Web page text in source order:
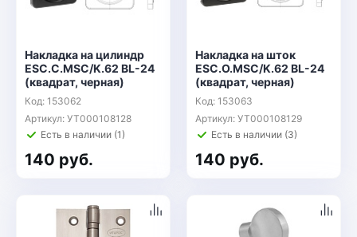
Накладка на цилиндр
ESC.C.MSC/K.62 BL-24
(квадрат, черная)
Код: 153062
Артикул: УТ000108128
Есть в наличии (1)
140 руб.
Накладка на шток
ESC.O.MSC/K.62 BL-24
(квадрат, черная)
Код: 153063
Артикул: УТ000108129
Есть в наличии (3)
140 руб.